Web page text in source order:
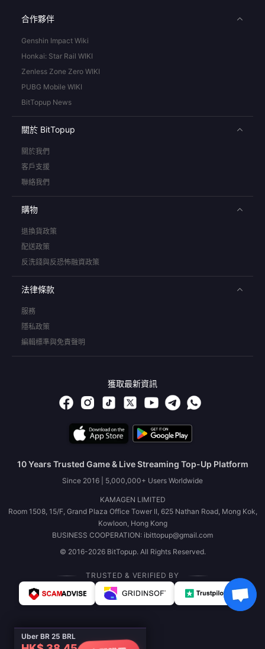
Uber BR 25 BRL
合作夥伴
Genshin Impact Wiki
Honkai: Star Rail WIKI
Zenless Zone Zero WIKI
PUBG Mobile WIKI
BitTopup News
關於 BitTopup
關於我們
客戶支援
聯絡我們
購物
退換貨政策
配送政策
反洗錢與反恐怖融資政策
法律條款
服務
隱私政策
編輯標準與免責聲明
獲取最新資訊
10 Years Trusted Game & Live Streaming Top-Up Platform
Since 2016 | 5,000,000+ Users Worldwide
KAMAGEN LIMITED
Room 1508, 15/F, Grand Plaza Office Tower II, 625 Nathan Road, Mong Kok,
Kowloon, Hong Kong
BUSINESS COOPERATION: ibittopup@gmail.com
© 2016-2026 BitTopup. All Rights Reserved.
TRUSTED & VERIFIED BY